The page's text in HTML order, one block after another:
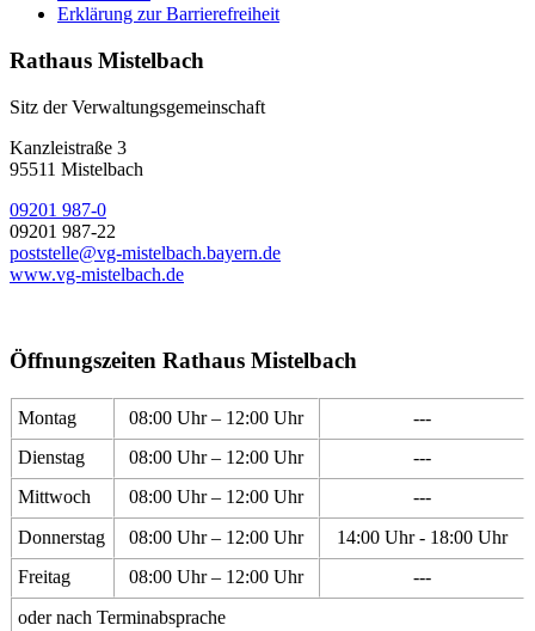
Erklärung zur Barrierefreiheit
Rathaus Mistelbach
Sitz der Verwaltungsgemeinschaft
Kanzleistraße 3
95511 Mistelbach
09201 987-0
09201 987-22
poststelle@vg-mistelbach.bayern.de
www.vg-mistelbach.de
Öffnungszeiten Rathaus Mistelbach
Montag 08:00 Uhr – 12:00 Uhr
---
Dienstag
08:00 Uhr – 12:00 Uhr
---
Mittwoch
08:00 Uhr – 12:00 Uhr
---
Donnerstag
08:00 Uhr – 12:00 Uhr
14:00 Uhr - 18:00 Uhr
Freitag
08:00 Uhr – 12:00 Uhr
---
oder nach Terminabsprache